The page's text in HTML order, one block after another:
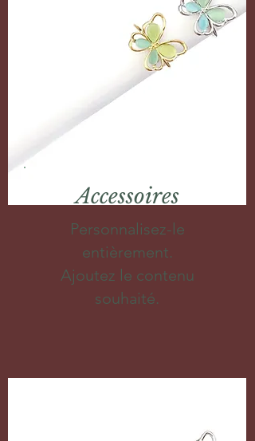
Accessoires
Personnalisez-le
entièrement.
Ajoutez le contenu
souhaité.